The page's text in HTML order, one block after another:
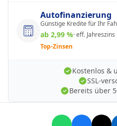
Autofinanzierung
Günstige Kredite für Ihr
ab 2,99 %· eff. Jahreszins
Top-Zinsen
Kostenlos &
SSL-
Bereits über